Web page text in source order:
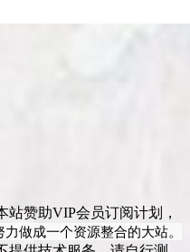
赞助VIP会员订阅计划，
做成一个资源整合的大站。